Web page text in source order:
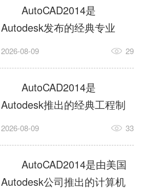
行业工程设计。版本新增图
纸标签页、实景地理地图、
协同设计交流模块，优化命
令行智能纠错与图层批量管
理，支持Win8触屏操作、点
云扫描数据导入，兼容各类
DWG图纸格式，文件互通...
AutoCAD2014是
Autodesk发布的经典专业
CAD制图设计软件，是工程
绘图工具。软件专注精准二
维绘图、图纸编辑、参数化
设计及基础三维建模，广泛
应用于建筑设计、机械制
造、土木工程、室内设计等
多个行业。软件优化绘图流
畅度与文件兼容性，支持参
2026-08-09 29
AutoCAD2014是
Autodesk推出的经典工程制
图设计软件，主打高效精准
建模作业，适配建筑、机
械、市政、室内设计等多行
业场景。软件优化运行机制
2026-08-09 33
AutoCAD2014是由美国
Autodesk公司推出的计算机